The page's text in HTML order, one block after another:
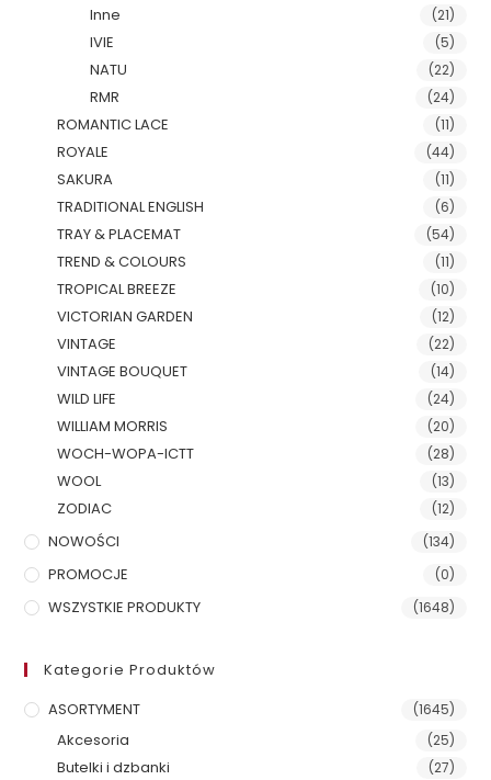
Inne (21)
IVIE (5)
NATU (22)
RMR (24)
ROMANTIC LACE (11)
ROYALE (44)
SAKURA (11)
TRADITIONAL ENGLISH (6)
TRAY & PLACEMAT (54)
TREND & COLOURS (11)
TROPICAL BREEZE (10)
VICTORIAN GARDEN (12)
VINTAGE (22)
VINTAGE BOUQUET (14)
WILD LIFE (24)
WILLIAM MORRIS (20)
WOCH-WOPA-ICTT (28)
WOOL (13)
ZODIAC (12)
NOWOŚCI (134)
PROMOCJE (0)
WSZYSTKIE PRODUKTY (1648)
Kategorie Produktów
ASORTYMENT
(1645)
Akcesoria (25)
Butelki i dzbanki (27)